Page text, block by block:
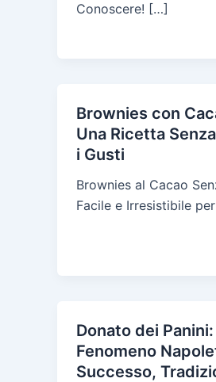
Conoscere! […]
Brownies con
Una Ricetta
i Gusti
Brownies al Cacao
Facile e Irresistibile
Donato dei
Fenomeno
Successo,